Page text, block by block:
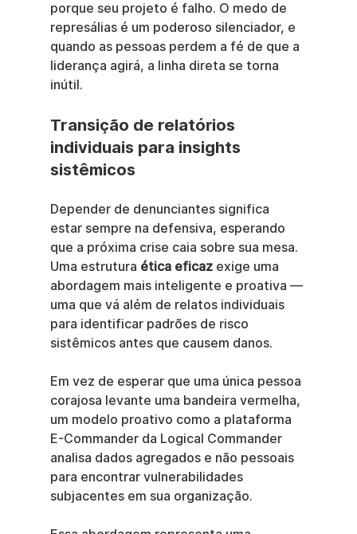
porque seu projeto é falho. O medo de
represálias é um poderoso silenciador, e
quando as pessoas perdem a fé de que a
liderança agirá, a linha direta se torna
inútil.
Transição de relatórios
individuais para insights
sistêmicos
Depender de denunciantes significa
estar sempre na defensiva, esperando
que a próxima crise caia sobre sua mesa.
Uma estrutura ética eficaz exige uma
abordagem mais inteligente e proativa —
uma que vá além de relatos individuais
para identificar padrões de risco
sistêmicos antes que causem danos.
Em vez de esperar que uma única pessoa
corajosa levante uma bandeira vermelha,
um modelo proativo como a plataforma
E-Commander da Logical Commander
analisa dados agregados e não pessoais
para encontrar vulnerabilidades
subjacentes em sua organização.